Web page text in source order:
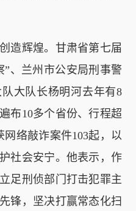
辉煌。甘肃省第七届
”、兰州市公安局刑事警
大队长杨明河去年有8
布10多个省份、行程超
络敲诈案件103起，以
社会安宁。他表示，作
足刑侦部门打击犯罪主
锋，坚决打赢常态化扫